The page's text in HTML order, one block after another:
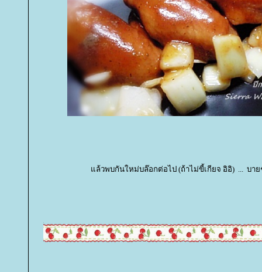
ล้วพบกันใหม่บล๊อกต่อไป (ถ้าไม่ขี้เกียจ อิอิ) ... บา